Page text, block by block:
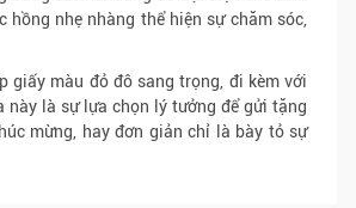
hồng nhẹ nhàng thể hiện sự chăm sóc,
giấy màu đỏ đô sang trọng, đi kèm với
này là sự lựa chọn lý tưởng để gửi tặng
mừng, hay đơn giản chỉ là bày tỏ sự